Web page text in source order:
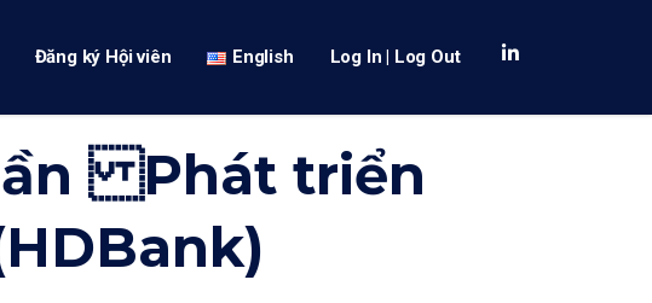
Đăng ký Hội viên English Log In | Log Out
Phát triển